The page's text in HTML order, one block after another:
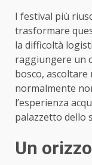
I festival più
trasformare
la difficoltà
raggiungere un
bosco, ascoltare
normalmente
l’esperienza
palazzetto dello
Un